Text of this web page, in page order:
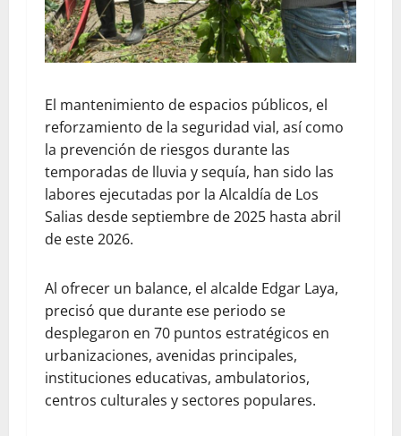
El mantenimiento de espacios públicos, el
reforzamiento de la seguridad vial, así como
la prevención de riesgos durante las
temporadas de lluvia y sequía, han sido las
labores ejecutadas por la Alcaldía de Los
Salias desde septiembre de 2025 hasta abril
de este 2026.
Al ofrecer un balance, el alcalde Edgar Laya,
precisó que durante ese periodo se
desplegaron en 70 puntos estratégicos en
urbanizaciones, avenidas principales,
instituciones educativas, ambulatorios,
centros culturales y sectores populares.